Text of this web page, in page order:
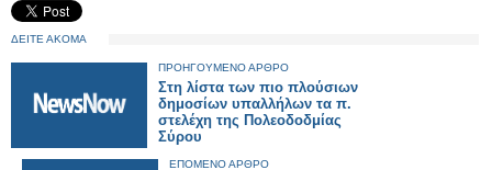
ΔΕΙΤΕ ΑΚΟΜΑ
ΠΡΟΗΓΟΥΜΕΝΟ ΑΡΘΡΟ
Στη λίστα των πιο πλούσιων
δημοσίων υπαλλήλων τα π.
στελέχη της Πολεοδοδμίας
Σύρου
ΕΠΟΜΕΝΟ ΑΡΘΡΟ